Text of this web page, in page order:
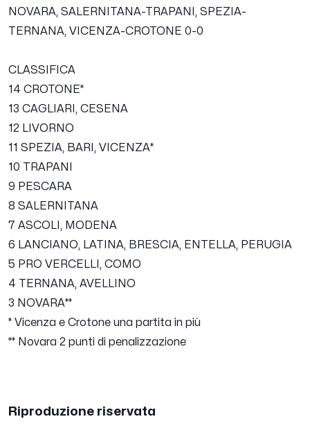
NOVARA, SALERNITANA-TRAPANI, SPEZIA-
TERNANA, VICENZA-CROTONE 0-0
CLASSIFICA
14 CROTONE*
13 CAGLIARI, CESENA
12 LIVORNO
11 SPEZIA, BARI, VICENZA*
10 TRAPANI
9 PESCARA
8 SALERNITANA
7 ASCOLI, MODENA
6 LANCIANO, LATINA, BRESCIA, ENTELLA, PERUGIA
5 PRO VERCELLI, COMO
4 TERNANA, AVELLINO
3 NOVARA**
* Vicenza e Crotone una partita in più
** Novara 2 punti di penalizzazione
Riproduzione riservata